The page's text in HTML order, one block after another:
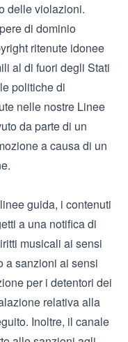
delle violazioni.
di dominio
ritenute idonee
al di fuori degli Stati
politiche di
nelle nostre Linee
da parte di un
a causa di un
guida, i contenuti
a una notifica di
musicali ai sensi
a sanzioni ai sensi
per i detentori dei
relativa alla
Inoltre, il canale